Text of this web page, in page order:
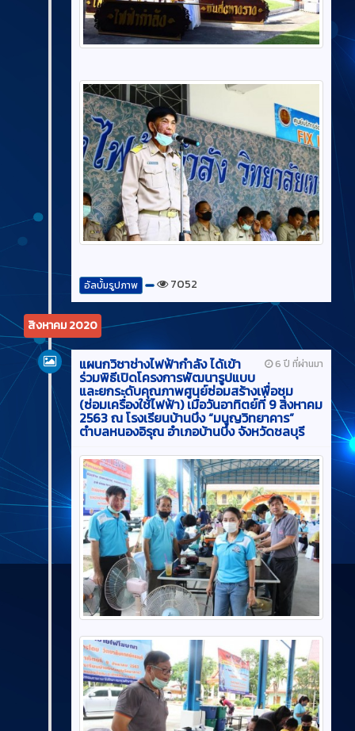
อัลบั้มรูปภาพ 7052
สิงหาคม 2020
6 ปี ที่ผ่านมา
แผนกวิชาช่างไฟฟ้ากำลัง ได้เข้า
ร่วมพิธีเปิดโครงการพัฒนารูปแบบ
และยกระดับคุณภาพศูนย์ซ่อมสร้างเพื่อชุม
(ซ่อมเครื่องใช้ไฟฟ้า) เมื่อวันอาทิตย์ที่ 9 สิงหาคม
2563 ณ โรงเรียนบ้านบึง “มนูญวิทยาคาร”
ตำบลหนองอิรุณ อำเภอบ้านบึง จังหวัดชลบุรี